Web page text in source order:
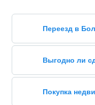
Переезд в
Выгодно ли
Покупка